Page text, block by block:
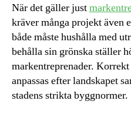
När det gäller just
kräver många projekt även
både måste hushålla med
behålla sin grönska ställer
markentreprenader.
anpassas efter landskapet
stadens strikta byggnormer.